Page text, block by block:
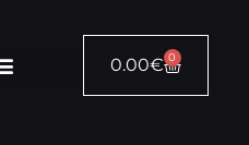
0.00€ 0